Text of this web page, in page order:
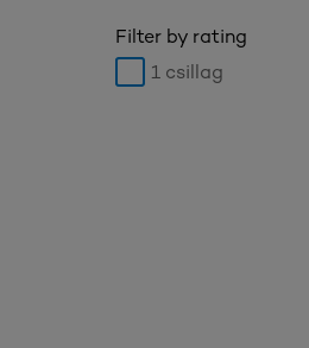
Filter by rating
1 csillag